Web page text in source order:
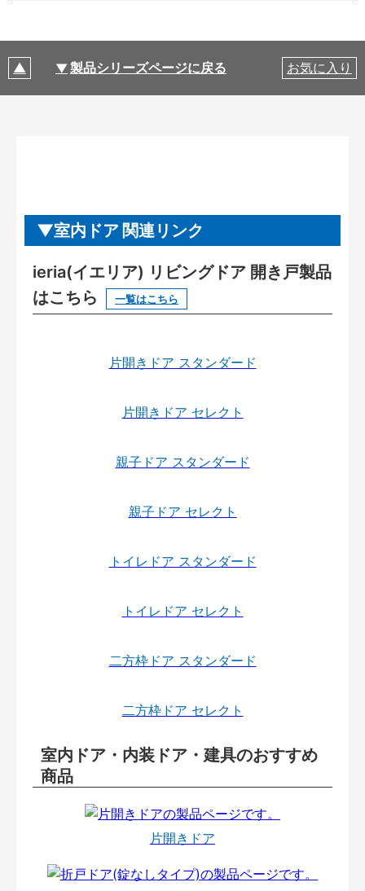
製品シリーズページに戻る お気に入り
室内ドア 関連リンク
ieria(イエリア) リビングドア 開き戸製品
はこちら
一覧はこちら
片開きドア スタンダード
片開きドア セレクト
親子ドア スタンダード
親子ドア セレクト
トイレドア スタンダード
トイレドア セレクト
二方枠ドア スタンダード
二方枠ドア セレクト
室内ドア・内装ドア・建具のおすすめ
商品
片開きドア